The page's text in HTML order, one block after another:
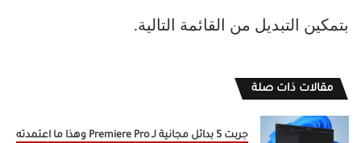
بتمكين التبديل من القائمة التالية.
مقالات ذات صلة
جربت 5 بدائل مجانية لـ Premiere Pro وهذا ما اعتمدته